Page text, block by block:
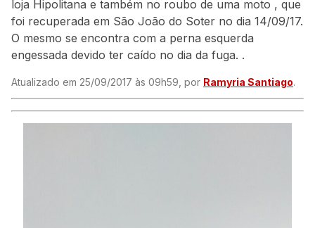
loja Hipolitana e também no roubo de uma moto , que
foi recuperada em São João do Soter no dia 14/09/17.
O mesmo se encontra com a perna esquerda
engessada devido ter caído no dia da fuga. .
Atualizado em 25/09/2017 às 09h59, por Ramyria Santiago.